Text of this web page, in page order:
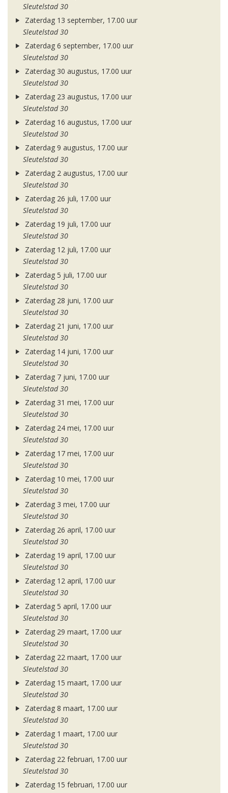
Sleutelstad 30
Zaterdag 13 september, 17.00 uur
Sleutelstad 30
Zaterdag 6 september, 17.00 uur
Sleutelstad 30
Zaterdag 30 augustus, 17.00 uur
Sleutelstad 30
Zaterdag 23 augustus, 17.00 uur
Sleutelstad 30
Zaterdag 16 augustus, 17.00 uur
Sleutelstad 30
Zaterdag 9 augustus, 17.00 uur
Sleutelstad 30
Zaterdag 2 augustus, 17.00 uur
Sleutelstad 30
Zaterdag 26 juli, 17.00 uur
Sleutelstad 30
Zaterdag 19 juli, 17.00 uur
Sleutelstad 30
Zaterdag 12 juli, 17.00 uur
Sleutelstad 30
Zaterdag 5 juli, 17.00 uur
Sleutelstad 30
Zaterdag 28 juni, 17.00 uur
Sleutelstad 30
Zaterdag 21 juni, 17.00 uur
Sleutelstad 30
Zaterdag 14 juni, 17.00 uur
Sleutelstad 30
Zaterdag 7 juni, 17.00 uur
Sleutelstad 30
Zaterdag 31 mei, 17.00 uur
Sleutelstad 30
Zaterdag 24 mei, 17.00 uur
Sleutelstad 30
Zaterdag 17 mei, 17.00 uur
Sleutelstad 30
Zaterdag 10 mei, 17.00 uur
Sleutelstad 30
Zaterdag 3 mei, 17.00 uur
Sleutelstad 30
Zaterdag 26 april, 17.00 uur
Sleutelstad 30
Zaterdag 19 april, 17.00 uur
Sleutelstad 30
Zaterdag 12 april, 17.00 uur
Sleutelstad 30
Zaterdag 5 april, 17.00 uur
Sleutelstad 30
Zaterdag 29 maart, 17.00 uur
Sleutelstad 30
Zaterdag 22 maart, 17.00 uur
Sleutelstad 30
Zaterdag 15 maart, 17.00 uur
Sleutelstad 30
Zaterdag 8 maart, 17.00 uur
Sleutelstad 30
Zaterdag 1 maart, 17.00 uur
Sleutelstad 30
Zaterdag 22 februari, 17.00 uur
Sleutelstad 30
Zaterdag 15 februari, 17.00 uur